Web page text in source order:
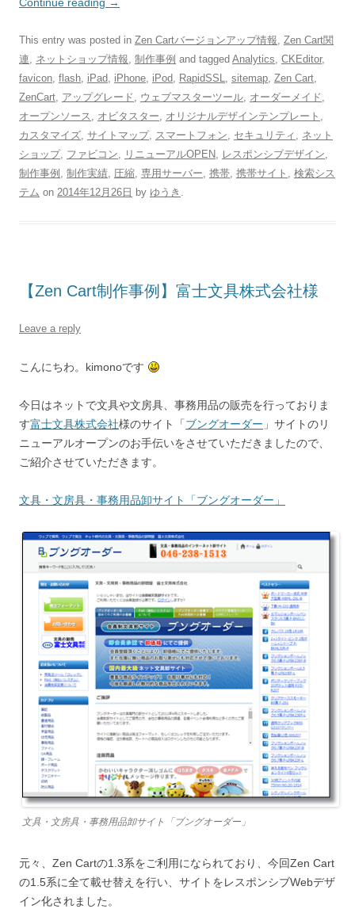
Continue reading →
This entry was posted in Zen Cartバージョンアップ情報, Zen Cart関
連, ネットショップ情報, 制作事例 and tagged Analytics, CKEditor,
favicon, flash, iPad, iPhone, iPod, RapidSSL, sitemap, Zen Cart,
ZenCart, アップグレード , ウェブマスターツール, オーダーメイド ,
オープンソース , オビタスター, オリジナルデザインテンプレート ,
カスタマイズ, サイトマップ, スマートフォン, セキュリティ , ネット
ショップ, ファビコン, リニューアルOPEN, レスポンシブデザイン,
制作事例 , 制作実績, 圧縮, 専用サーバー, 携帯, 携帯サイト , 検索シス
テム on 2014年12月26日 by ゆうき .
【Zen Cart制作事例】富士文具株式会社様
Leave a reply
こんにちわ。kimonoです
今日はネットで文具や文房具、事務用品の販売を行っておりま
す富士文具株式会社様のサイト「ブングオーダー 」サイトのリ
ニューアルオープンのお手伝いをさせていただきましたので、
ご紹介させていただきます。
文具・文房具・事務用品卸サイト「ブングオーダー」
文具・文房具・事務用品卸サイト「ブングオーダー」
元々、Zen Cartの1.3系をご利用になられており、今回Zen Cart
の1.5系に全て載せ替えを行い、サイトをレスポンシブWebデザ
イン化されました。